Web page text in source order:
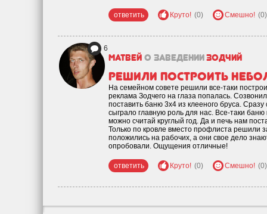
ответить Круто! (0) Смешно! (0)
6
Матвей о заведенииЗодчий
Решили построить
На семейном совете решили все-таки
реклама Зодчего на глаза попалась.
поставить баню 3х4 из клееного бруса.
сыграло главную роль для нас. Все-таки
можно считай круглый год. Да и печь нам
Только по кровле вместо профлиста решили
положились на рабочих, а они свое дело
опробовали. Ощущения отличные!
ответить Круто! (0) Смешно! (0)